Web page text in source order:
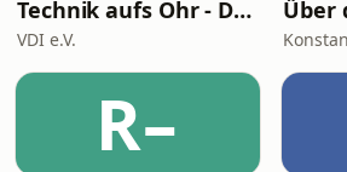
Technik aufs Ohr - Der Podcast für Ingenieur*innen und Technikfans
VDI e.V.
R–